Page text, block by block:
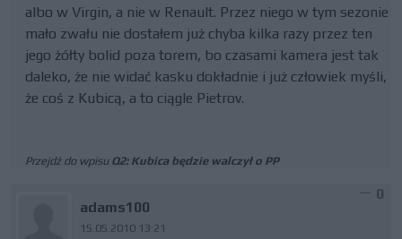
albo w Virgin, a nie w Renault. Przez niego w tym sezonie
mało zwału nie dostałem już chyba kilka razy przez ten
jego żółty bolid poza torem, bo czasami kamera jest tak
daleko, że nie widać kasku dokładnie i już człowiek myśli,
że coś z Kubicą, a to ciągle Pietrov.
Przejdź do wpisu Q2: Kubica będzie walczył o PP
adams100
15.05.2010 13:21
0